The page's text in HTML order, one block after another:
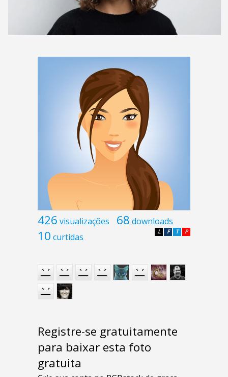
426 visualizações 68 downloads
10 curtidas P
T
F
L
Registre-se gratuitamente
para baixar esta foto
gratuita